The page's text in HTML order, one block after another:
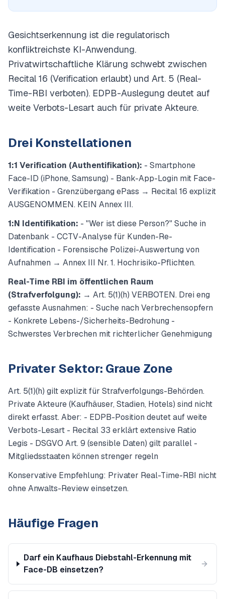
Gesichtserkennung ist die regulatorisch
konfliktreichste KI-Anwendung.
Privatwirtschaftliche Klärung schwebt zwischen
Recital 16 (Verification erlaubt) und Art. 5 (Real-
Time-RBI verboten). EDPB-Auslegung deutet auf
weite Verbots-Lesart auch für private Akteure.
Drei Konstellationen
1:1 Verification (Authentifikation): - Smartphone
Face-ID (iPhone, Samsung) - Bank-App-Login mit Face-
Verifikation - Grenzübergang ePass → Recital 16 explizit
AUSGENOMMEN. KEIN Annex III.
1:N Identifikation: - "Wer ist diese Person?" Suche in
Datenbank - CCTV-Analyse für Kunden-Re-
Identification - Forensische Polizei-Auswertung von
Aufnahmen → Annex III Nr. 1. Hochrisiko-Pflichten.
Real-Time RBI im öffentlichen Raum
(Strafverfolgung): → Art. 5(1)(h) VERBOTEN. Drei eng
gefasste Ausnahmen: - Suche nach Verbrechensopfern
- Konkrete Lebens-/Sicherheits-Bedrohung -
Schwerstes Verbrechen mit richterlicher Genehmigung
Privater Sektor: Graue Zone
Art. 5(1)(h) gilt explizit für Strafverfolgungs-Behörden.
Private Akteure (Kaufhäuser, Stadien, Hotels) sind nicht
direkt erfasst. Aber: - EDPB-Position deutet auf weite
Verbots-Lesart - Recital 33 erklärt extensive Ratio
Legis - DSGVO Art. 9 (sensible Daten) gilt parallel -
Mitgliedsstaaten können strenger regeln
Konservative Empfehlung: Privater Real-Time-RBI nicht
ohne Anwalts-Review einsetzen.
Häufige Fragen
Darf ein Kaufhaus Diebstahl-Erkennung mit
Face-DB einsetzen?